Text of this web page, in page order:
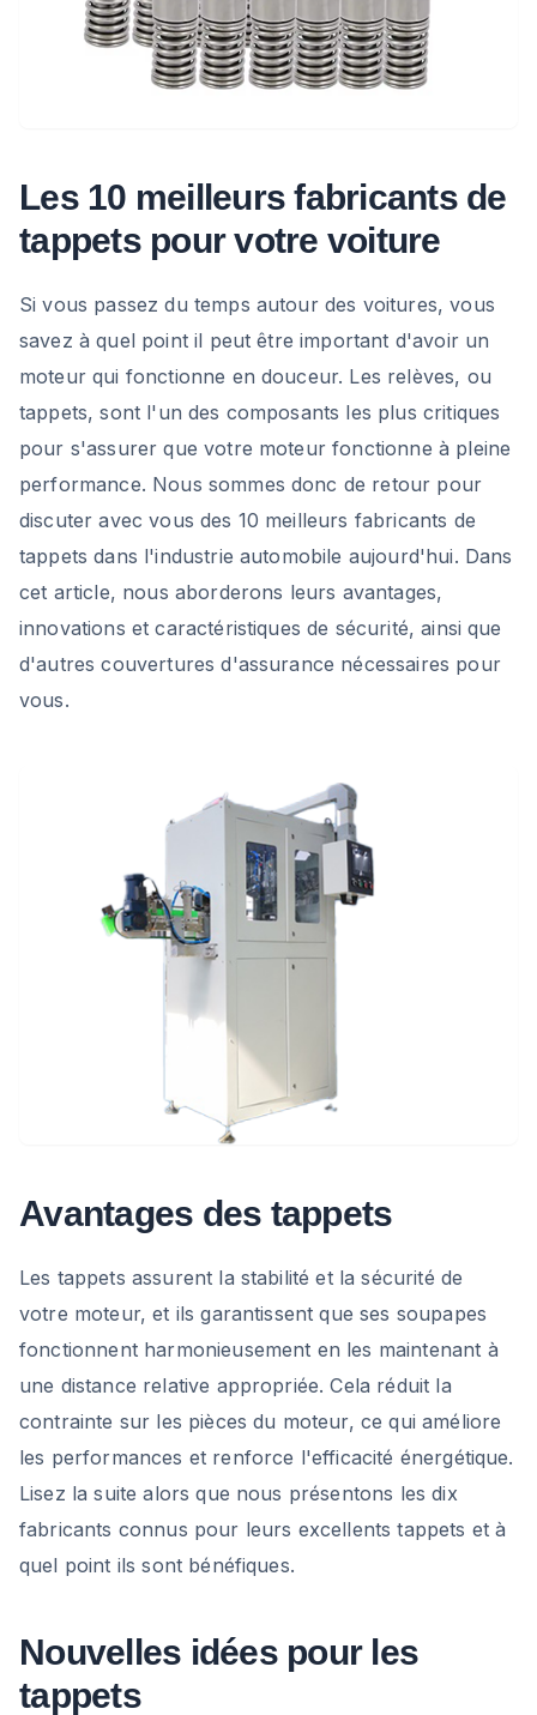
Les 10 meilleurs fabricants de
tappets pour votre voiture
Si vous passez du temps autour des voitures, vous
savez à quel point il peut être important d'avoir un
moteur qui fonctionne en douceur. Les relèves, ou
tappets, sont l'un des composants les plus critiques
pour s'assurer que votre moteur fonctionne à pleine
performance. Nous sommes donc de retour pour
discuter avec vous des 10 meilleurs fabricants de
tappets dans l'industrie automobile aujourd'hui. Dans
cet article, nous aborderons leurs avantages,
innovations et caractéristiques de sécurité, ainsi que
d'autres couvertures d'assurance nécessaires pour
vous.
Avantages des tappets
Les tappets assurent la stabilité et la sécurité de
votre moteur, et ils garantissent que ses soupapes
fonctionnent harmonieusement en les maintenant à
une distance relative appropriée. Cela réduit la
contrainte sur les pièces du moteur, ce qui améliore
les performances et renforce l'efficacité énergétique.
Lisez la suite alors que nous présentons les dix
fabricants connus pour leurs excellents tappets et à
quel point ils sont bénéfiques.
Nouvelles idées pour les
tappets